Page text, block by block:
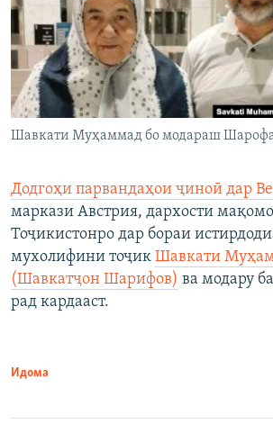
Шавкати Муҳаммад бо модараш
Додгоҳи парвандаҳои ҷиноӣ дар
маркази Австрия, дархости
Тоҷикистонро дар бораи
мухолифини тоҷик Шавкати
(Шавкатҷон Шарифов) ва модару
рад кардааст.
Идома